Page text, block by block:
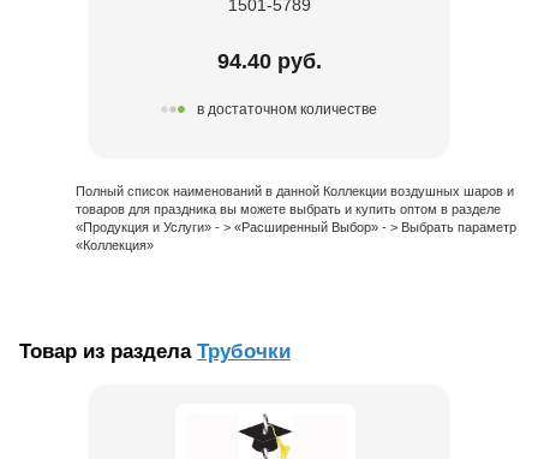
1501-5789
94.40 руб.
в достаточном количестве
Полный список наименований в данной Коллекции воздушных шаров и
товаров для праздника вы можете выбрать и купить оптом в разделе
«Продукция и Услуги» - > «Расширенный Выбор» - > Выбрать параметр
«Коллекция»
Товар из раздела Трубочки